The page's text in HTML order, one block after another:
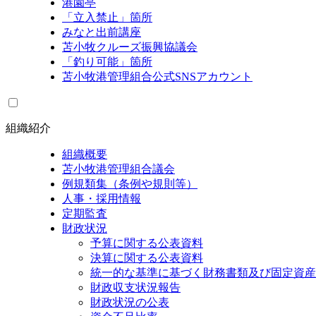
港園亭
「立入禁止」箇所
みなと出前講座
苫小牧クルーズ振興協議会
「釣り可能」箇所
苫小牧港管理組合公式SNSアカウント
組織紹介
組織概要
苫小牧港管理組合議会
例規類集（条例や規則等）
人事・採用情報
定期監査
財政状況
予算に関する公表資料
決算に関する公表資料
統一的な基準に基づく財務書類及び固定資
財政収支状況報告
財政状況の公表